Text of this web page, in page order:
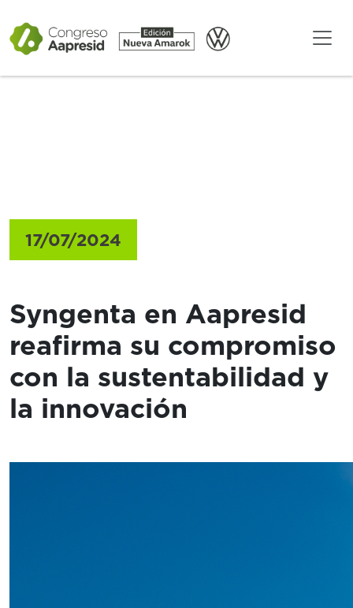
17/07/2024
Syngenta en Aapresid
reafirma su compromiso
con la sustentabilidad y
la innovación